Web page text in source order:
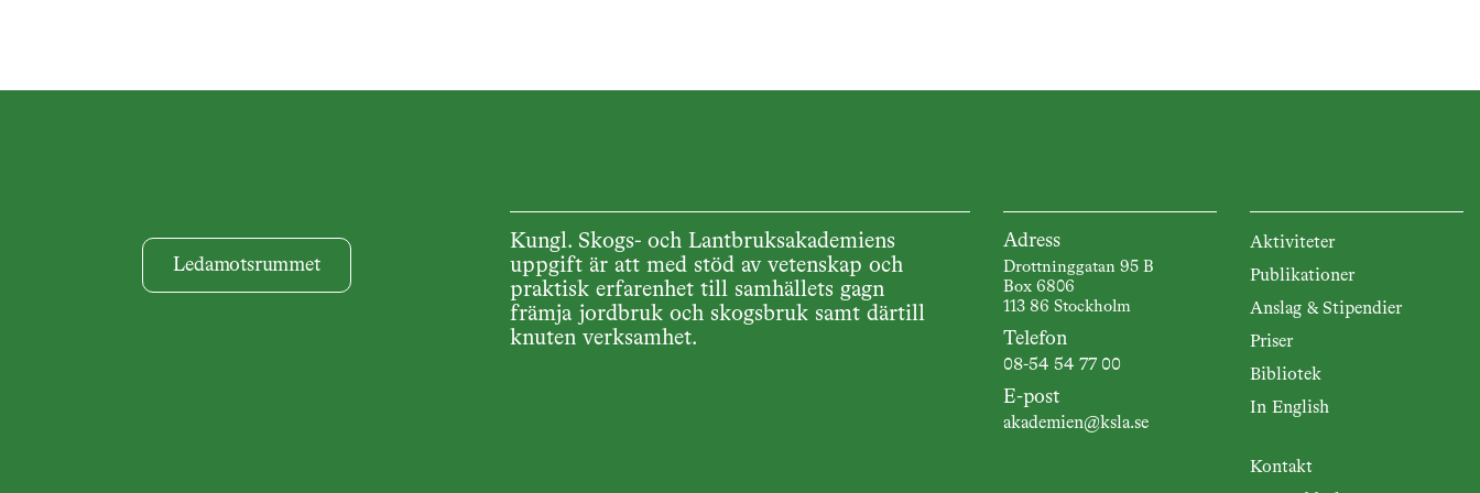
Ledamotsrummet
Kungl. Skogs- och Lantbruksakademiens
uppgift är att med stöd av vetenskap och
praktisk erfarenhet till samhällets gagn
främja jordbruk och skogsbruk samt därtill
knuten verksamhet.
Adress
Drottninggatan 95 B
Box 6806
113 86 Stockholm
Telefon
08-54 54 77 00
E-post
akademien@ksla.se
Aktiviteter
Publikationer
Anslag & Stipendier
Priser
Bibliotek
In English
Kontakt